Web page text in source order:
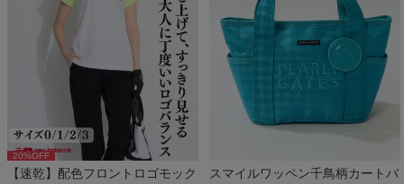
20%OFF
【速乾】配色フロントロゴモック
スマイルワッペン千鳥柄カートバ